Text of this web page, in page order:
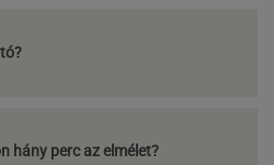
hány perc az elmélet?